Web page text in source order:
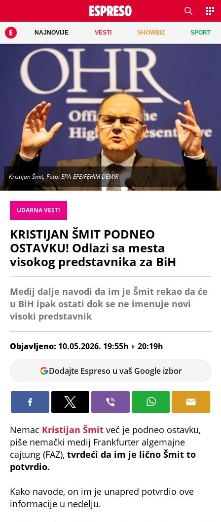
NAJNOVIJE VESTI SHOWBIZ SPORT
Kristijan Šmit, Foto: EPA-EFE/FEHIM DEMIR
UDARNA VEST!
KRISTIJAN ŠMIT PODNEO
OSTAVKU! Odlazi sa mesta
visokog predstavnika za BiH
Medij dalje navodi da im je Šmit rekao da će
u BiH ipak ostati dok se ne imenuje novi
visoki predstavnik
Objavljeno: 10.05.2026. 19:55h
20:19h
Tamara
Marić
Dodajte Espreso u vaš Google izbor
Nemac Kristijan Šmit već je podneo ostavku,
piše nemački medij Frankfurter algemajne
cajtung (FAZ), tvrdeći da im je lično Šmit to
potvrdio.
Kako navode, on im je unapred potvrdio ove
informacije u nedelju.